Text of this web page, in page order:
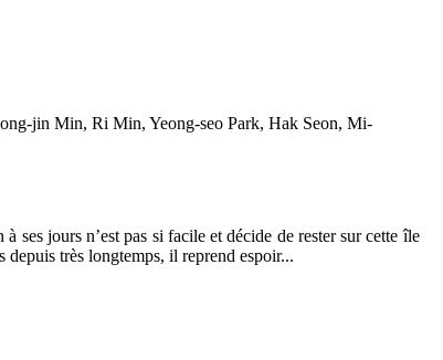
jin Min, Ri Min, Yeong-seo Park, Hak Seon, Mi-
ses jours n’est pas si facile et décide de rester sur cette île
depuis très longtemps, il reprend espoir...